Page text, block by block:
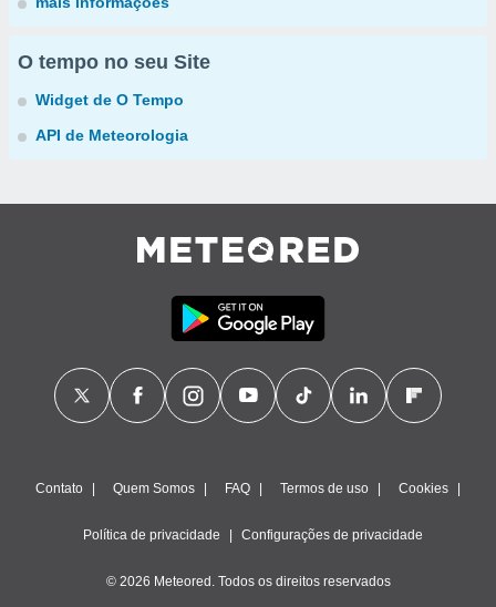
O tempo no seu Site
Widget de O Tempo
API de Meteorologia
Contato Quem Somos FAQ Termos de uso Cookies
Política de privacidade Configurações de privacidade
© 2026 Meteored. Todos os direitos reservados